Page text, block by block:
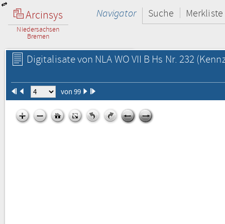
Arcinsys
Niedersachsen
Bremen
Navigator Suche Merkliste
Digitalisate von NLA WO VII B Hs Nr. 232
von 99